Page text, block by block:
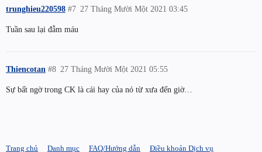
trunghieu220598 27 Tháng Mười Một 2021 03:45
#7
Tuần sau lại đẫm máu
Thiencotan 27 Tháng Mười Một 2021 05:55
#8
Sự bất ngờ trong CK là cái hay của nó từ xưa đến giờ…
Trang chủ Danh mục FAQ/Hướng dẫn Điều khoản Dịch vụ